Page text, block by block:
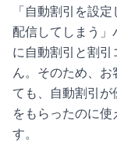
「自動割引を設
配信してしまう
に自動割引と割
ん。そのため、
ても、自動割引
をもらったのに
す。